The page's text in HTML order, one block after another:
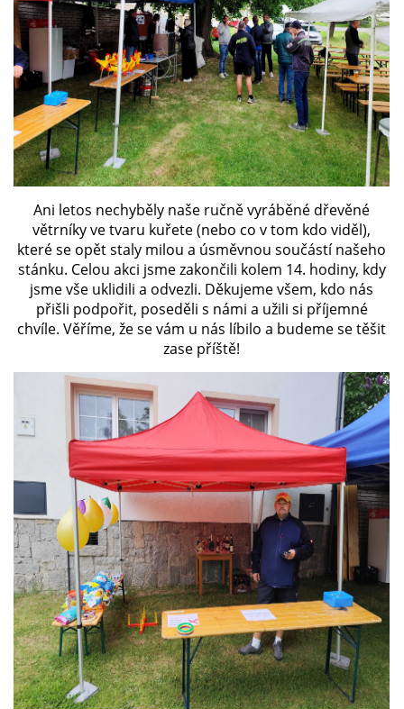
Ani letos nechyběly naše ručně vyráběné dřevěné
větrníky ve tvaru kuřete (nebo co v tom kdo viděl),
které se opět staly milou a úsměvnou součástí našeho
stánku. Celou akci jsme zakončili kolem 14. hodiny, kdy
jsme vše uklidili a odvezli. Děkujeme všem, kdo nás
přišli podpořit, poseděli s námi a užili si příjemné
chvíle. Věříme, že se vám u nás líbilo a budeme se těšit
zase příště!